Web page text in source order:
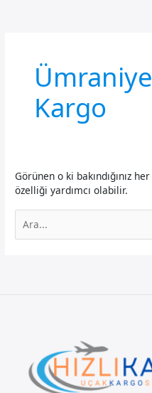
Ümraniye
Kargo
Görünen o ki bakındığınız
özelliği yardımcı olabilir.
for: